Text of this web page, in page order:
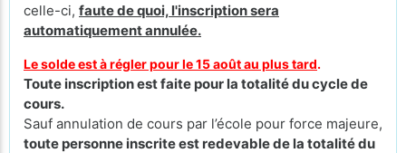
celle-ci, faute de quoi, l'inscription sera
automatiquement annulée.
Le solde est à régler pour le 15 août au plus tard.
Toute inscription est faite pour la totalité du cycle de
cours.
Sauf annulation de cours par l’école pour force majeure,
toute personne inscrite est redevable de la totalité du